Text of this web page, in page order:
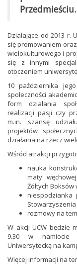
Przedmieściu.
Działające od 2013 r.
się promowaniem
wielokulturowego i
się z innymi
otoczeniem
10 października
społeczności
form działania
realizacji pasji czy
m.in. szansę
projektów
działania na rzecz
Wśród atrakcji
nauka
maty
Żółtych
niespodzianka
Stowarzyszenia
rozmowy na
W akcji UCW będzie
9.30 w namiocie
Uniwersytecką na
Więcej informacji na